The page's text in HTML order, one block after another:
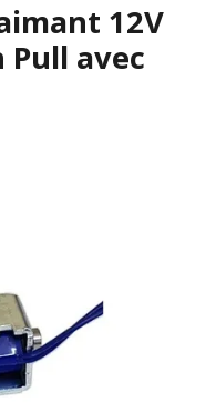
12V
Pull avec